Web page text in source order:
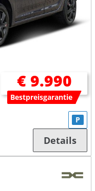
€ 9.990
Bestpreisgarantie
P
Details